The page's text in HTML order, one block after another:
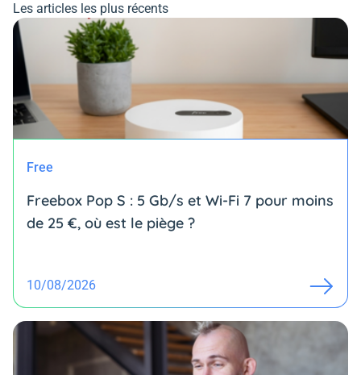
Les articles les plus récents
Free
Freebox Pop S : 5 Gb/s et Wi-Fi 7 pour moins
de 25 €, où est le piège ?
10/08/2026